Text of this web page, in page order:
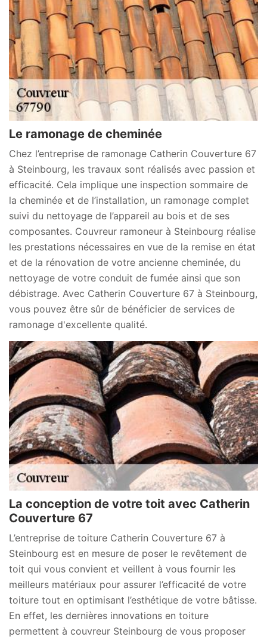
Le ramonage de cheminée
Chez l’entreprise de ramonage Catherin Couverture 67
à Steinbourg, les travaux sont réalisés avec passion et
efficacité. Cela implique une inspection sommaire de
la cheminée et de l’installation, un ramonage complet
suivi du nettoyage de l’appareil au bois et de ses
composantes. Couvreur ramoneur à Steinbourg réalise
les prestations nécessaires en vue de la remise en état
et de la rénovation de votre ancienne cheminée, du
nettoyage de votre conduit de fumée ainsi que son
débistrage. Avec Catherin Couverture 67 à Steinbourg,
vous pouvez être sûr de bénéficier de services de
ramonage d'excellente qualité.
La conception de votre toit avec Catherin
Couverture 67
L’entreprise de toiture Catherin Couverture 67 à
Steinbourg est en mesure de poser le revêtement de
toit qui vous convient et veillent à vous fournir les
meilleurs matériaux pour assurer l’efficacité de votre
toiture tout en optimisant l’esthétique de votre bâtisse.
En effet, les dernières innovations en toiture
permettent à couvreur Steinbourg de vous proposer